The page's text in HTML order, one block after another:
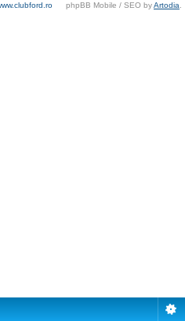
phpBB Mobile / SEO byArtodia